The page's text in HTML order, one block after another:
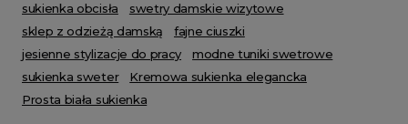
sukienka obcisła
swetry damskie wizytowe
sklep z odzieżą damską
fajne ciuszki
jesienne stylizacje do pracy
modne tuniki swetrowe
sukienka sweter
Kremowa sukienka elegancka
Prosta biała sukienka